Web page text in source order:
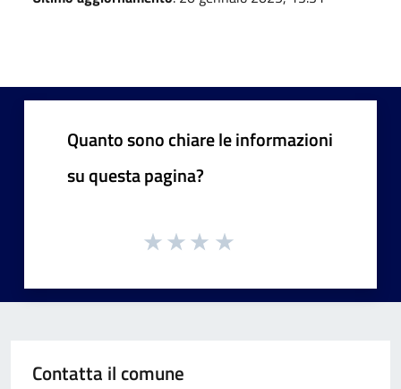
Quanto sono chiare le informazioni
su questa pagina?
Contatta il comune